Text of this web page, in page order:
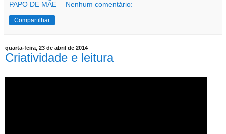
PAPO DE MÃE Nenhum comentário:
Compartilhar
quarta-feira, 23 de abril de 2014
Criatividade e leitura